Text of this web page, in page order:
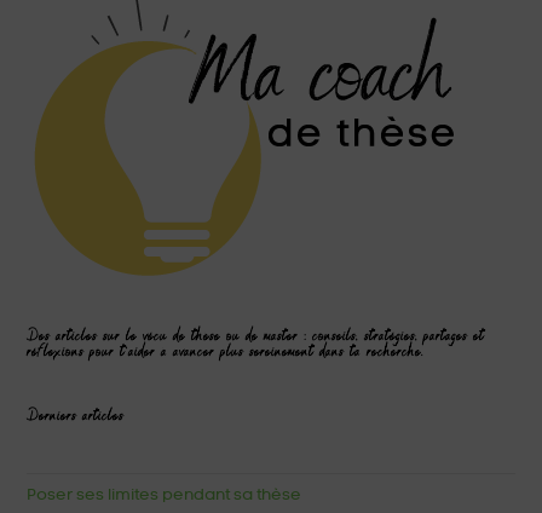
Des articles sur le vécu de thèse ou de master : conseils, stratégies, partages et
réflexions pour t'aider à avancer plus sereinement dans ta recherche.
Derniers articles
Poser ses limites pendant sa thèse